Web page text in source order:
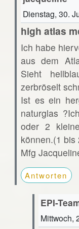
Dienstag, 30.
high atlas
Ich habe
aus dem
Sieht
zerbröselt
Ist es ein
naturglas
oder 2
können.(1 bis
Mfg
Antworten
EPI-
Mittwoch,